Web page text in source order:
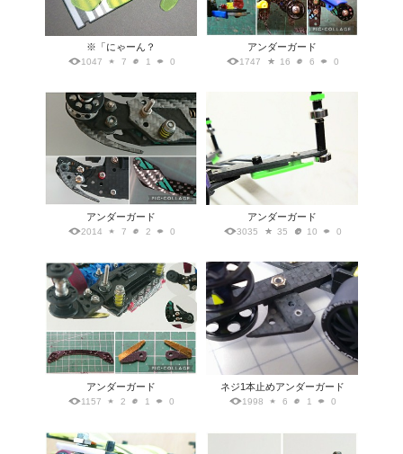
※「にゃーん？
1047 7 1 0
アンダーガード
1747 16 6 0
アンダーガード
2014 7 2 0
アンダーガード
3035 35 10 0
アンダーガード
1157 2 1 0
ネジ1本止めアンダーガード
1998 6 1 0